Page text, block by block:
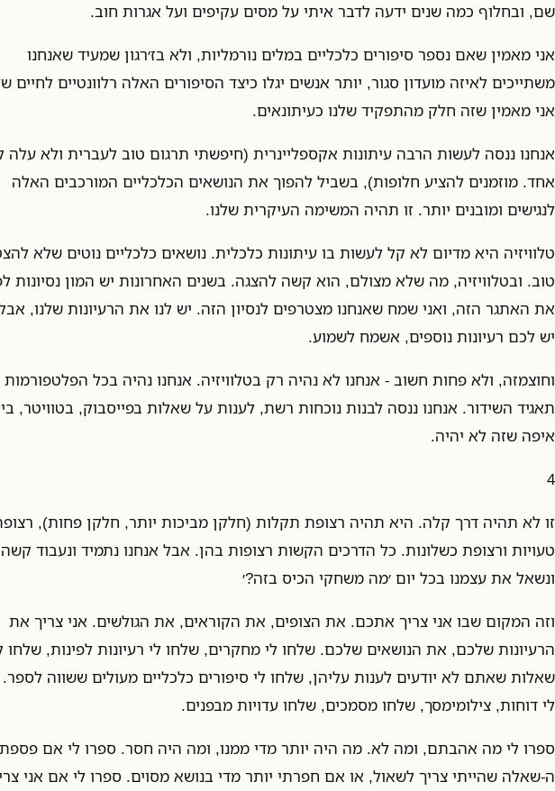
שם, ובחלוף כמה שנים ידעה לדבר איתי על מסים עקיפים ועל אגרות חוב.
אני מאמין שאם נספר סיפורים כלכליים במלים נורמליות, ולא בז׳רגון שמעיד שאנחנו
משתייכים לאיזה מועדון סגור, יותר אנשים יגלו כיצד הסיפורים האלה רלוונטיים לחיים
אני מאמין שזה חלק מהתפקיד שלנו כעיתונאים.
אנחנו ננסה לעשות הרבה עיתונות אקספליינרית (חיפשתי תרגום טוב לעברית ולא עלה
אחד. מוזמנים להציע חלופות), בשביל להפוך את הנושאים הכלכליים המורכבים האלה
לנגישים ומובנים יותר. זו תהיה המשימה העיקרית שלנו.
טלוויזיה היא מדיום לא קל לעשות בו עיתונות כלכלית. נושאים כלכליים נוטים שלא
טוב. ובטלוויזיה, מה שלא מצולם, הוא קשה להצגה. בשנים האחרונות יש המון נסיונות
את האתגר הזה, ואני שמח שאנחנו מצטרפים לנסיון הזה. יש לנו את הרעיונות שלנו,
יש לכם רעיונות נוספים, אשמח לשמוע.
וחוצמזה, ולא פחות חשוב - אנחנו לא נהיה רק בטלוויזיה. אנחנו נהיה בכל
תאגיד השידור. אנחנו ננסה לבנות נוכחות רשת, לענות על שאלות בפייסבוק, בטוויטר,
איפה שזה לא יהיה.
4
זו לא תהיה דרך קלה. היא תהיה רצופת תקלות (חלקן מביכות יותר, חלקן פחות),
טעויות ורצופת כשלונות. כל הדרכים הקשות רצופות בהן. אבל אנחנו נתמיד ונעבוד קשה
ונשאל את עצמנו בכל יום ׳מה משחקי הכיס בזה?׳
וזה המקום שבו אני צריך אתכם. את הצופים, את הקוראים, את הגולשים. אני צריך את
הרעיונות שלכם, את הנושאים שלכם. שלחו לי מחקרים, שלחו לי רעיונות לפינות, שלחו
שאלות שאתם לא יודעים לענות עליהן, שלחו לי סיפורים כלכליים מעולים ששווה
לי דוחות, צילומימסך, שלחו מסמכים, שלחו עדויות מבפנים.
ספרו לי מה אהבתם, ומה לא. מה היה יותר מדי ממנו, ומה היה חסר. ספרו לי אם
ה-שאלה שהייתי צריך לשאול, או אם חפרתי יותר מדי בנושא מסוים. ספרו לי אם אני